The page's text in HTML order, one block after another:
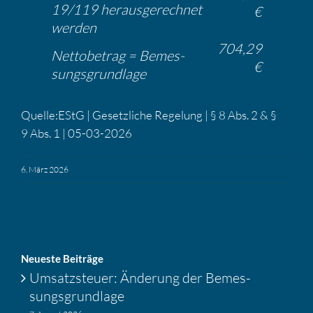
19/119 heraus­ge­rechnet
werden
€
Netto­be­trag = Bemes­
sungs­grund­lage
704,29
€
Quelle:EStG | Gesetz­liche Regelung | § 8 Abs. 2 & §
9 Abs. 1 | 05-03-2026
6. März 2026
Neueste Beiträge
Umsatz­steuer: Änderung der Bemes­
sungs­grund­lage